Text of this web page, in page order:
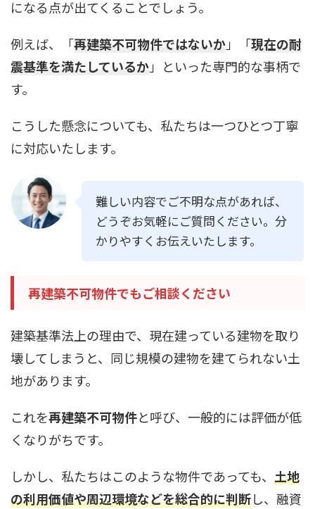
になる点が出てくることでしょう。
例えば、「再建築不可物件ではないか」「現在の耐
震基準を満たしているか」といった専門的な事柄で
す。
こうした懸念についても、私たちは一つひとつ丁寧
に対応いたします。
難しい内容でご不明な点があれば、
どうぞお気軽にご質問ください。分
かりやすくお伝えいたします。
再建築不可物件でもご相談ください
建築基準法上の理由で、現在建っている建物を取り
壊してしまうと、同じ規模の建物を建てられない土
地があります。
これを再建築不可物件と呼び、一般的には評価が低
くなりがちです。
しかし、私たちはこのような物件であっても、 土地
の利用価値や周辺環境などを総合的に判断し、融資